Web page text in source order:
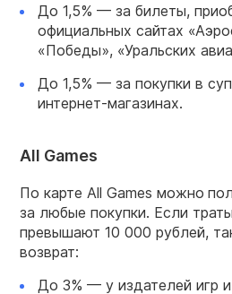
До 1,5% — за билеты,
официальных сайтах
«Победы», «Уральских
До 1,5% — за покупки в
интернет-магазинах.
All Games
По карте All Games можно
за любые покупки. Если
превышают 10 000 рублей,
возврат:
До 3% — у издателей игр